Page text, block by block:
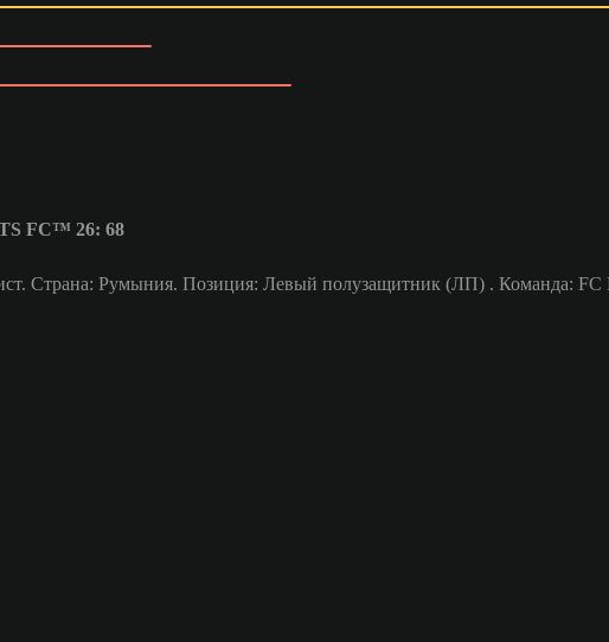
FC™ 26: 68
Страна: Румыния. Позиция: Левый полузащитник (ЛП) . Команда: FC